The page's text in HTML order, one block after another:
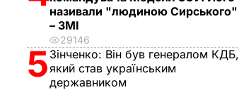
називали "людиною Сирського"
– ЗМІ
29146
5 Зінченко: Він був генералом КДБ,
який став українським
державником